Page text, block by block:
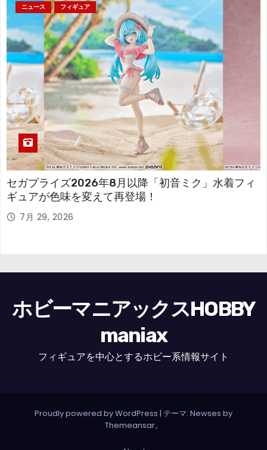
ニュース フィギュア
セガプライズ2026年8月以降「初音ミク」水着フィ
ギュアが色味を変えて再登場！
7月 29, 2026
ホビーマニアックスHOBBY
maniax
フィギュアを中心とするホビー系情報サイト
Proudly powered by WordPress | テーマ: Newses by
Themeansar。